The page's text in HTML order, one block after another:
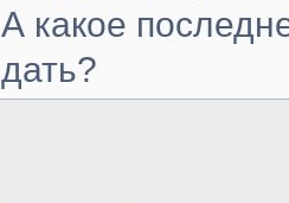
А какое
дать?